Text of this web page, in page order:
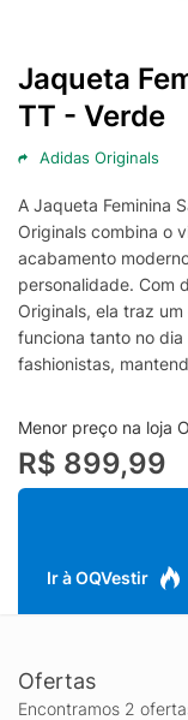
Jaqueta
TT - Verde
Adidas Originals
A Jaqueta Feminina
Originals combina o
acabamento
personalidade. Com
Originals, ela traz
funciona tanto no
fashionistas,
Confeccionada em
e boa resistência
estação e para
valoriza a
Os acabamentos
estilo esportivo,
uma escolha certeira
Menor preço na loja
R$ 899,99
Ir à OQVestir
Ofertas
Encontramos 2